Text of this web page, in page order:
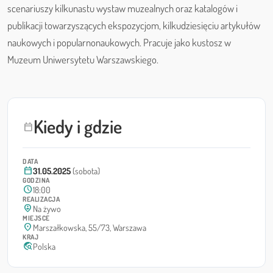
calendar_todayKiedy i gdzie
DATA
calendar_today31.05.2025 (sobota)
GODZINA
schedule18:00
REALIZACJA
person_pin_circle Na żywo
MIEJSCE
location_on Marszałkowska, 55/73, Warszawa
KRAJ
travel_explorePolska
scenariuszy kilkunastu wystaw muzealnych oraz katalogów i
publikacji towarzyszących ekspozycjom, kilkudziesięciu artykułów
naukowych i popularnonaukowych. Pracuje jako kustosz w
Muzeum Uniwersytetu Warszawskiego.